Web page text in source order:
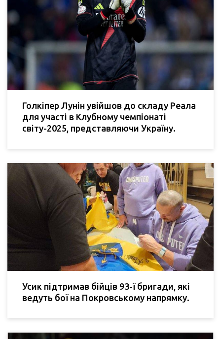
Голкіпер Лунін увійшов до складу Реала
для участі в Клубному чемпіонаті
світу-2025, представляючи Україну.
Усик підтримав бійців 93-ї бригади, які
ведуть бої на Покровському напрямку.